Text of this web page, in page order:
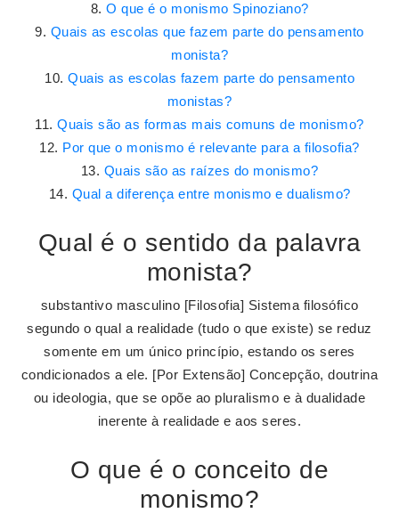
O que é o monismo Spinoziano?
Quais as escolas que fazem parte do pensamento
monista?
Quais as escolas fazem parte do pensamento
monistas?
Quais são as formas mais comuns de monismo?
Por que o monismo é relevante para a filosofia?
Quais são as raízes do monismo?
Qual a diferença entre monismo e dualismo?
Qual é o sentido da palavra
monista?
substantivo masculino [Filosofia] Sistema filosófico
segundo o qual a realidade (tudo o que existe) se reduz
somente em um único princípio, estando os seres
condicionados a ele. [Por Extensão] Concepção, doutrina
ou ideologia, que se opõe ao pluralismo e à dualidade
inerente à realidade e aos seres.
O que é o conceito de
monismo?